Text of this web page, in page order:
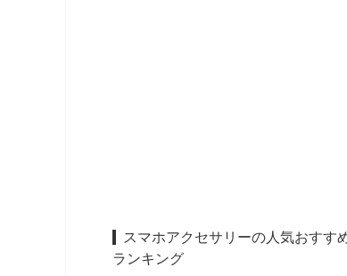
スマホアクセサリーの人気おすす
ランキング